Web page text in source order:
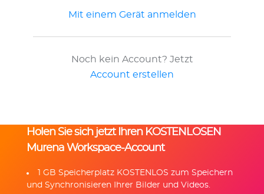
Holen Sie sich jetzt Ihren KOSTENLOSEN
Murena Workspace-Account
1 GB Speicherplatz KOSTENLOS zum Speichern
und Synchronisieren Ihrer Bilder und Videos.
Mit einem Gerät anmelden
Noch kein Account? Jetzt
Account erstellen